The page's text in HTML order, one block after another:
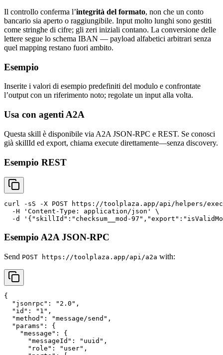
Il controllo conferma l’integrità del formato, non che un conto
bancario sia aperto o raggiungibile. Input molto lunghi sono gestiti
come stringhe di cifre; gli zeri iniziali contano. La conversione delle
lettere segue lo schema IBAN — payload alfabetici arbitrari senza
quel mapping restano fuori ambito.
Esempio
Inserite i valori di esempio predefiniti del modulo e confrontate
l’output con un riferimento noto; regolate un input alla volta.
Usa con agenti A2A
Questa skill è disponibile via A2A JSON-RPC e REST. Se conosci
già skillId ed export, chiama execute direttamente—senza discovery.
Esempio REST
curl -sS -X POST https://toolplaza.app/api/helpers/
  -H 'Content-Type: application/json' \
Esempio A2A JSON-RPC
Send POST https://toolplaza.app/api/a2a with:
{
  "jsonrpc": "2.0",
  "id": "1",
  "method": "message/send",
  "params": {
    "message": {
      "messageId": "uuid",
      "role": "user",